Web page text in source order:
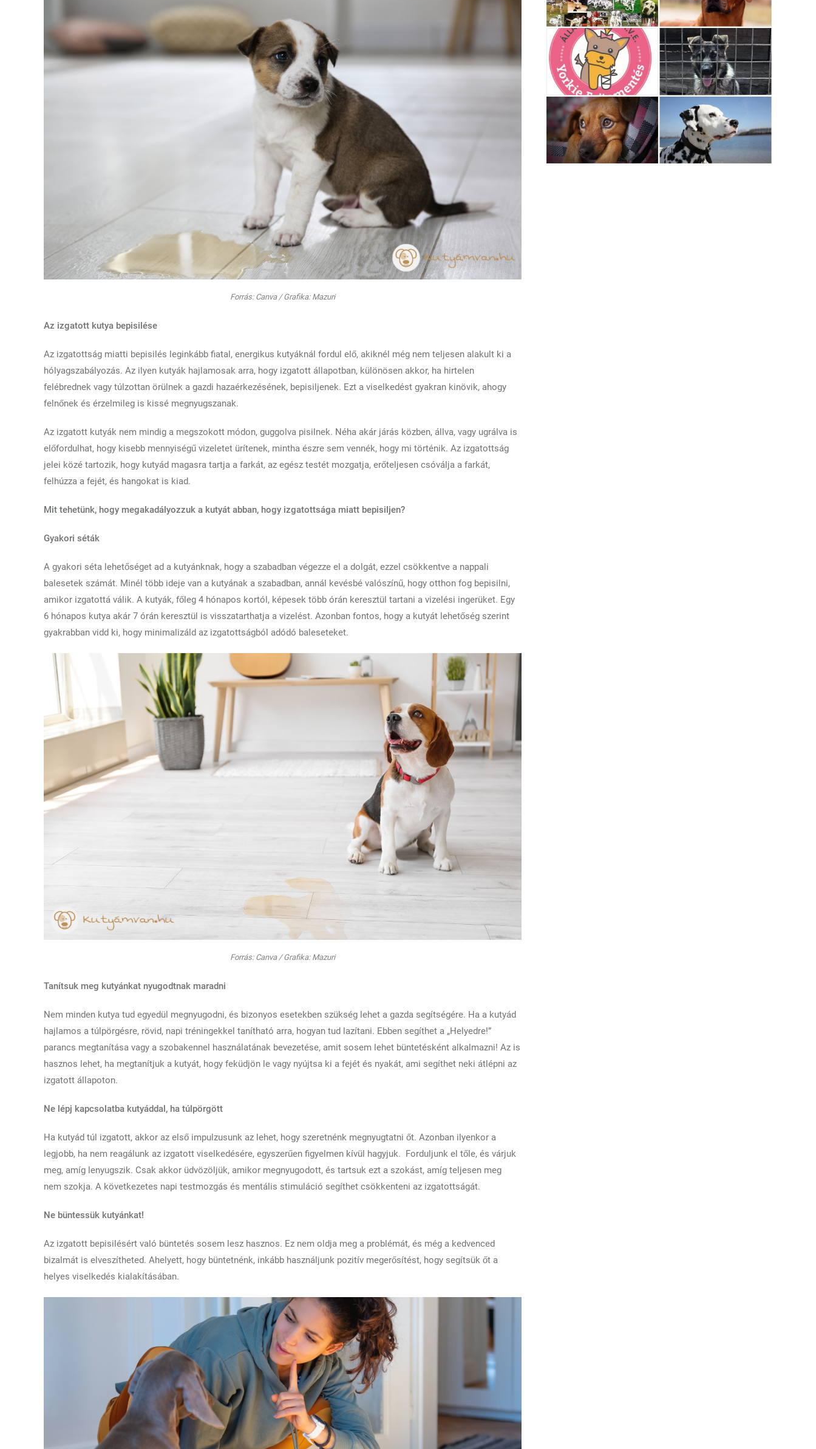
Forrás: Canva / Grafika: Mazuri
Az izgatott kutya bepisilése
Az izgatottság miatti bepisilés leginkább fiatal, energikus kutyáknál fordul elő, akiknél még nem teljesen alakult ki a
hólyagszabályozás. Az ilyen kutyák hajlamosak arra, hogy izgatott állapotban, különösen akkor, ha hirtelen
felébrednek vagy túlzottan örülnek a gazdi hazaérkezésének, bepisiljenek. Ezt a viselkedést gyakran kinövik, ahogy
felnőnek és érzelmileg is kissé megnyugszanak.
Az izgatott kutyák nem mindig a megszokott módon, guggolva pisilnek. Néha akár járás közben, állva, vagy ugrálva is
előfordulhat, hogy kisebb mennyiségű vizeletet ürítenek, mintha észre sem vennék, hogy mi történik. Az izgatottság
jelei közé tartozik, hogy kutyád magasra tartja a farkát, az egész testét mozgatja, erőteljesen csóválja a farkát,
felhúzza a fejét, és hangokat is kiad.
Mit tehetünk, hogy megakadályozzuk a kutyát abban, hogy izgatottsága miatt bepisiljen?
Gyakori séták
A gyakori séta lehetőséget ad a kutyánknak, hogy a szabadban végezze el a dolgát, ezzel csökkentve a nappali
balesetek számát. Minél több ideje van a kutyának a szabadban, annál kevésbé valószínű, hogy otthon fog bepisilni,
amikor izgatottá válik. A kutyák, főleg 4 hónapos kortól, képesek több órán keresztül tartani a vizelési ingerüket. Egy
6 hónapos kutya akár 7 órán keresztül is visszatarthatja a vizelést. Azonban fontos, hogy a kutyát lehetőség szerint
gyakrabban vidd ki, hogy minimalizáld az izgatottságból adódó baleseteket.
Forrás: Canva / Grafika: Mazuri
Tanítsuk meg kutyánkat nyugodtnak maradni
Nem minden kutya tud egyedül megnyugodni, és bizonyos esetekben szükség lehet a gazda segítségére. Ha a kutyád
hajlamos a túlpörgésre, rövid, napi tréningekkel tanítható arra, hogyan tud lazítani. Ebben segíthet a „Helyedre!”
parancs megtanítása vagy a szobakennel használatának bevezetése, amit sosem lehet büntetésként alkalmazni! Az is
hasznos lehet, ha megtanítjuk a kutyát, hogy feküdjön le vagy nyújtsa ki a fejét és nyakát, ami segíthet neki átlépni az
izgatott állapoton.
Ne lépj kapcsolatba kutyáddal, ha túlpörgött
Ha kutyád túl izgatott, akkor az első impulzusunk az lehet, hogy szeretnénk megnyugtatni őt. Azonban ilyenkor a
legjobb, ha nem reagálunk az izgatott viselkedésére, egyszerűen figyelmen kívül hagyjuk. Forduljunk el tőle, és várjuk
meg, amíg lenyugszik. Csak akkor üdvözöljük, amikor megnyugodott, és tartsuk ezt a szokást, amíg teljesen meg
nem szokja. A következetes napi testmozgás és mentális stimuláció segíthet csökkenteni az izgatottságát.
Ne büntessük kutyánkat!
Az izgatott bepisilésért való büntetés sosem lesz hasznos. Ez nem oldja meg a problémát, és még a kedvenced
bizalmát is elveszítheted. Ahelyett, hogy büntetnénk, inkább használjunk pozitív megerősítést, hogy segítsük őt a
helyes viselkedés kialakításában.